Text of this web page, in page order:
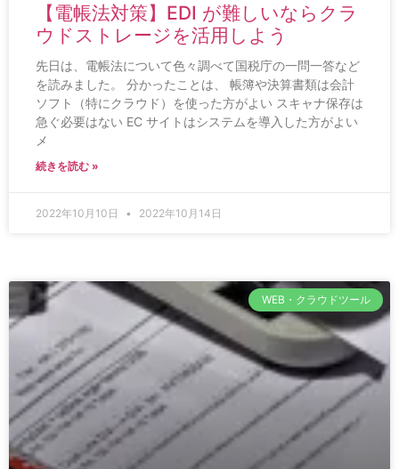
【電帳法対策】EDI が難しいならクラ
ウドストレージを活用しよう
先日は、電帳法について色々調べて国税庁の一問一答など
を読みました。 分かったことは、 帳簿や決算書類は会計
ソフト（特にクラウド）を使った方がよい スキャナ保存は
急ぐ必要はない EC サイトはシステムを導入した方がよい
メ
続きを読む »
2022年10月10日 2022年10月14日
WEB・クラウドツール